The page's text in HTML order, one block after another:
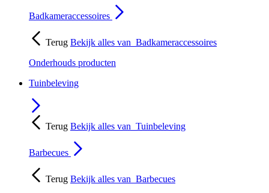
Badkameraccessoires
Terug Bekijk alles van Badkameraccessoires
Onderhouds producten
Tuinbeleving
Terug Bekijk alles van Tuinbeleving
Barbecues
Terug Bekijk alles van Barbecues